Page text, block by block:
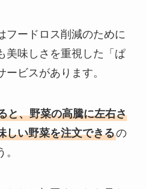
フードロス削減のために
美味しさを重視した「ぱ
ビスがあります。
と、野菜の高騰に左右さ
しい野菜を注文できるの